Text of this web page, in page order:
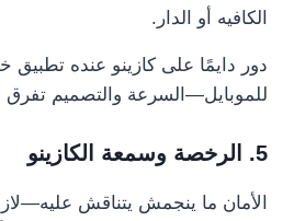
الكافيه أو الدار.
دور دايمًا على كازينو عنده تطبيق
للموبايل—السرعة والتصميم تفرق
5. الرخصة وسمعة الكازينو
الأمان ما ينجمش يتناقش